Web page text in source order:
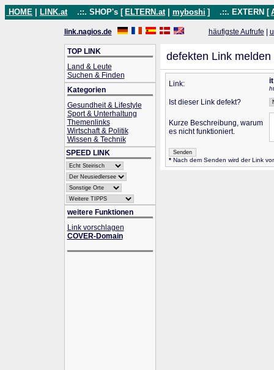
HOME LINK.at .::. SHOP's [ ELTERN.at myboshi ] .::. EXTERN [
link.nagios.de häufigste Aufrufe
TOP LINK
Land & Leute
Suchen & Finden
Kategorien
Gesundheit & Lifestyle
Sport & Unterhaltung
Themenlinks
Wirtschaft & Politik
Wissen & Technik
SPEED LINK
weitere Funktionen
Link vorschlagen
COVER-Domain
defekten Link melden
Link:
Ist dieser Link defekt?
Kurze Beschreibung, warum
es nicht funktioniert.
*Nach dem Senden wird der Link